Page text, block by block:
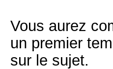
Vous aurez
un premier
sur le sujet.